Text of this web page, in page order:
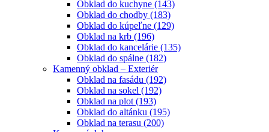
Obklad do kuchyne (143)
Obklad do chodby (183)
Obklad do kúpeľne (129)
Obklad na krb (196)
Obklad do kancelárie (135)
Obklad do spálne (182)
Kamenný obklad – Exteriér
Obklad na fasádu (192)
Obklad na sokel (192)
Obklad na plot (193)
Obklad do altánku (195)
Obklad na terasu (200)